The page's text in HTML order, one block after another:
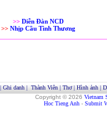
>> Diễn Đàn NCD
>> Nhịp Cầu Tình Thương
Ghi danh| Thành Viên| Thơ| Hình ảnh|
Copyright © 2026 Vietnam
Hoc Tieng Anh - Submit